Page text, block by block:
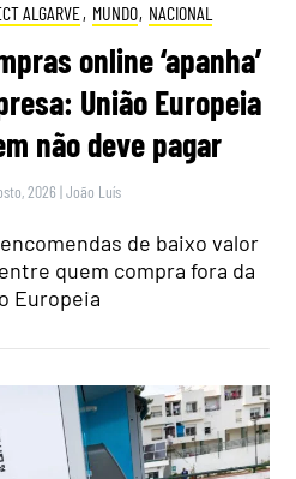
ALGARVE, MUNDO, NACIONAL
online ‘apanha’
União Europeia
não deve pagar
2026 |João Luís
de baixo valor
quem compra fora da
Europeia